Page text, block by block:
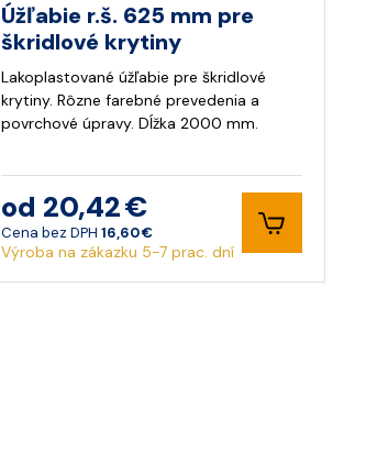
Úžľabie r.š. 625 mm pre
škridlové krytiny
Lakoplastované úžľabie pre škridlové
krytiny. Rôzne farebné prevedenia a
povrchové úpravy. Dĺžka 2000 mm.
od 20,42 €
Cena bez DPH16,60 €
Výroba na zákazku 5-7 prac. dní